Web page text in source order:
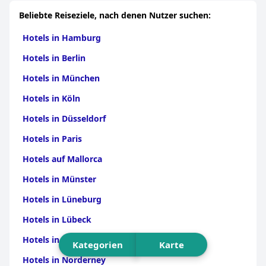
Beliebte Reiseziele, nach denen Nutzer suchen:
Hotels in Hamburg
Hotels in Berlin
Hotels in München
Hotels in Köln
Hotels in Düsseldorf
Hotels in Paris
Hotels auf Mallorca
Hotels in Münster
Hotels in Lüneburg
Hotels in Lübeck
Hotels in Freiburg
Hotels in Norderney
Kategorien Karte